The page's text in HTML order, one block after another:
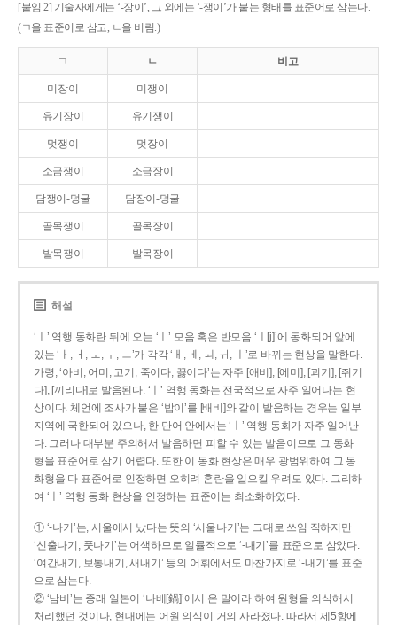
[붙임 2] 기술자에게는 ‘-장이’, 그 외에는 ‘-쟁이’가 붙는 형태를 표준어로 삼는다.
(ㄱ을 표준어로 삼고, ㄴ을 버림.)
ㄱ ㄴ 비고
미장이 미쟁이
유기장이 유기쟁이
멋쟁이 멋장이
소금쟁이 소금장이
담쟁이-덩굴 담장이-덩굴
골목쟁이 골목장이
발목쟁이 발목장이
해설
‘ㅣ’ 역행 동화란 뒤에 오는 ‘ㅣ’ 모음 혹은 반모음 ‘ㅣ[j]’에 동화되어 앞에
있는 ‘ㅏ, ㅓ, ㅗ, ㅜ, ㅡ’가 각각 ‘ㅐ, ㅔ, ㅚ, ㅟ, ㅣ’로 바뀌는 현상을 말한다.
가령, ‘아비, 어미, 고기, 죽이다, 끓이다’는 자주 [애비], [에미], [괴기], [쥐기
다], [끼리다]로 발음된다. ‘ㅣ’ 역행 동화는 전국적으로 자주 일어나는 현
상이다. 체언에 조사가 붙은 ‘밥이’를 [배비]와 같이 발음하는 경우는 일부
지역에 국한되어 있으나, 한 단어 안에서는 ‘ㅣ’ 역행 동화가 자주 일어난
다. 그러나 대부분 주의해서 발음하면 피할 수 있는 발음이므로 그 동화
형을 표준어로 삼기 어렵다. 또한 이 동화 현상은 매우 광범위하여 그 동
화형을 다 표준어로 인정하면 오히려 혼란을 일으킬 우려도 있다. 그리하
여 ‘ㅣ’ 역행 동화 현상을 인정하는 표준어는 최소화하였다.
① ‘-나기’는, 서울에서 났다는 뜻의 ‘서울나기’는 그대로 쓰임 직하지만
‘신출나기, 풋나기’는 어색하므로 일률적으로 ‘-내기’를 표준으로 삼았다.
‘여간내기, 보통내기, 새내기’ 등의 어휘에서도 마찬가지로 ‘-내기’를 표준
으로 삼는다.
② ‘남비’는 종래 일본어 ‘나베[鍋]’에서 온 말이라 하여 원형을 의식해서
처리했던 것이나, 현대에는 어원 의식이 거의 사라졌다. 따라서 제5항에